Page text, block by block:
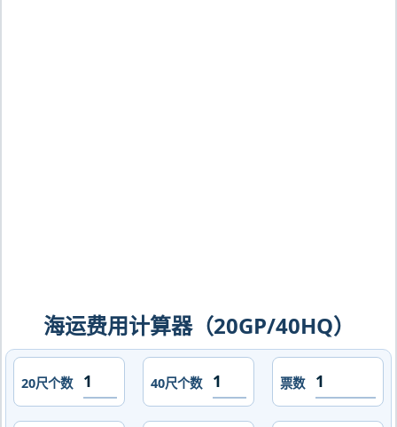
海运费用计算器（20GP/40HQ）
20尺个数 40尺个数 票数